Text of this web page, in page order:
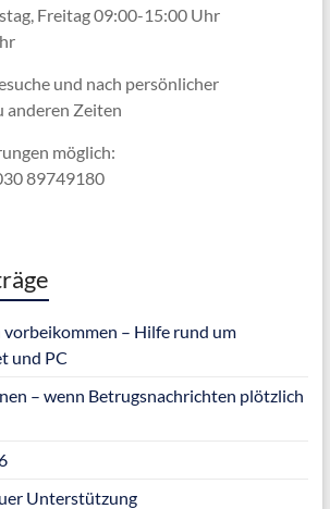
Freitag 09:00-15:00 Uhr
und nach persönlicher
anderen Zeiten
möglich:
89749180
vorbeikommen – Hilfe rund um
und PC
– wenn Betrugsnachrichten plötzlich
Unterstützung